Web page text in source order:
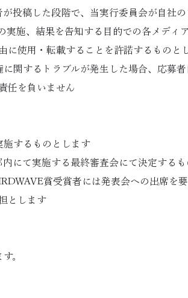
投稿した段階で、当実行委員会が自社
実施、結果を告知する目的での各メディ
に使用・転載することを許諾するものと
関するトラブルが発生した場合、応募
任を負いません
施するものとします
にて実施する最終審査会にて決定する
賞受賞者には発表会への出席を
とします
。